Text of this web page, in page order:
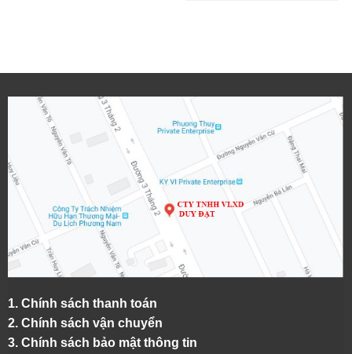
1. Chính sách thanh toán
2. Chính sách vận chuyển
3. Chính sách bảo mật thông tin